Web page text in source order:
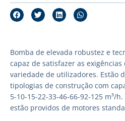
Bomba de elevada robustez e
capaz de satisfazer as
variedade de utilizadores. Estão
tipologias de construção com
5-10-15-22-33-46-66-92-125 m³/
estão providos de motores